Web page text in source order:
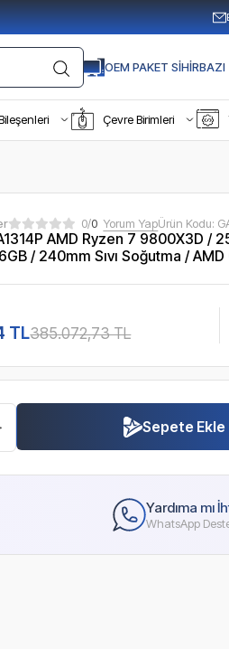
OEM PAKET SIHIRBAZI
Çevre Birimleri
0/0 Yorum YapÜrün Kodu:
AMD Ryzen 7 9800X3D /
/ 240mm Sıvı Soğutma /
TL385.072,73 TL
Sepete Ekle
Yardıma mı
WhatsApp